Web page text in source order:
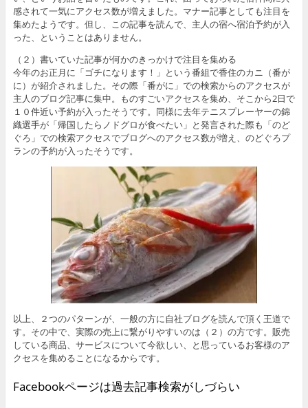
感されて一気にアクセス数が増えました。マナー記事としても注目を
集めたようです。但し、この記事を読んで、主人の宿へ宿泊予約が入
った、ということはありません。
（２）書いていた記事が何かのきっかけで注目を集める
今年のお正月に「ゴチになります！」という番組で香住のカニ（番が
に）が紹介されました。その際「番がに」での検索からのアクセスが
主人のブログ記事に集中。ものすごいアクセスを集め、そこから2日で
１０件近い予約が入ったそうです。同様に去年テニスプレーヤーの錦
織選手が「帰国したらノドグロが食べたい」と発言された際も「のど
ぐろ」での検索アクセスでブログへのアクセス数が増え、のどぐろプ
ランの予約が入ったそうです。
以上、２つのパターンが、一般の方に自社ブログを読んで頂く王道で
す。その中で、実際の売上に繋がりやすいのは（２）の方です。販売
している商品、サービスについて今欲しい、と思っているお客様のア
クセスを集めることになるからです。
Facebookページは過去記事検索がしづらい